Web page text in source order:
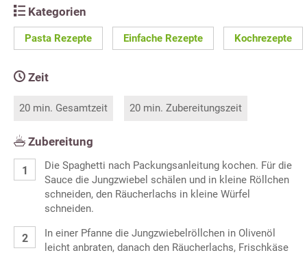
Kategorien
Pasta Rezepte Einfache Rezepte Kochrezepte
Zeit
20 min. Gesamtzeit 20 min. Zubereitungszeit
Zubereitung
Die Spaghetti nach Packungsanleitung kochen. Für die
Sauce die Jungzwiebel schälen und in kleine Röllchen
schneiden, den Räucherlachs in kleine Würfel
schneiden.
In einer Pfanne die Jungzwiebelröllchen in Olivenöl
leicht anbraten, danach den Räucherlachs, Frischkäse